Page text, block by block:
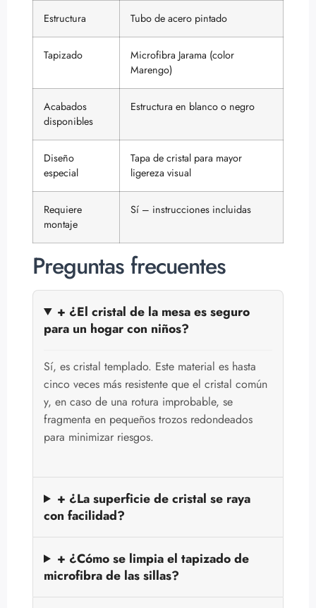
Estructura Tubo de acero pintado
Tapizado
Microfibra Jarama (color
Marengo)
Acabados
disponibles
Estructura en blanco o negro
Diseño
especial
Tapa de cristal para mayor
ligereza visual
Requiere
montaje
Sí – instrucciones incluidas
Preguntas frecuentes
+ ¿El cristal de la mesa es seguro
para un hogar con niños?
Sí, es cristal templado. Este material es hasta
cinco veces más resistente que el cristal común
y, en caso de una rotura improbable, se
fragmenta en pequeños trozos redondeados
para minimizar riesgos.
+ ¿La superficie de cristal se raya
con facilidad?
+ ¿Cómo se limpia el tapizado de
microfibra de las sillas?